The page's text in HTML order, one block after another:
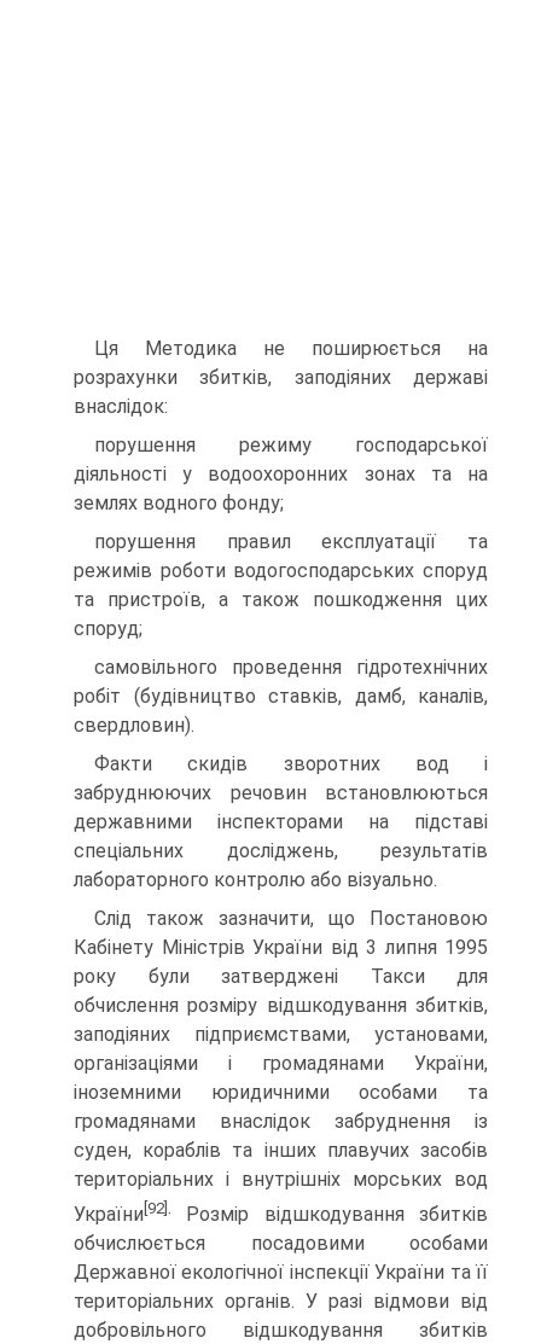
Ця Методика не поширюється на
розрахунки збитків, заподіяних державі
внаслідок:
порушення режиму господарської
діяльності у водоохоронних зонах та на
землях водного фонду;
порушення правил експлуатації та
режимів роботи водогосподарських споруд
та пристроїв, а також пошкодження цих
споруд;
самовільного проведення гідротехнічних
робіт (будівництво ставків, дамб, каналів,
свердловин).
Факти скидів зворотних вод і
забруднюючих речовин встановлюються
державними інспекторами на підставі
спеціальних досліджень, результатів
лабораторного контролю або візуально.
Слід також зазначити, що Постановою
Кабінету Міністрів України від 3 липня 1995
року були затверджені Такси для
обчислення розміру відшкодування збитків,
заподіяних підприємствами, установами,
організаціями і громадянами України,
іноземними юридичними особами та
громадянами внаслідок забруднення із
суден, кораблів та інших плавучих засобів
територіальних і внутрішніх морських вод
України [92]· Розмір відшкодування збитків
обчислюється посадовими особами
Державної екологічної інспекції України та її
територіальних органів. У разі відмови від
добровільного відшкодування збитків